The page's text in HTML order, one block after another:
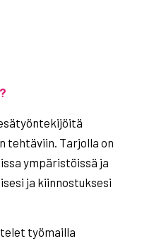
tehtäviin. Tarjolla on
ympäristöissä ja
ja kiinnostuksesi
työmailla